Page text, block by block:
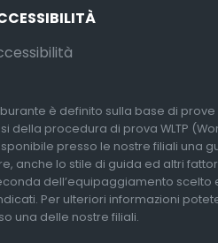
è definito sulla base di
procedura di prova WLTP
presso le nostre filiali una
anche lo stile di guida ed altri
dell’equipaggiamento
Per ulteriori informazioni
una delle nostre filiali.